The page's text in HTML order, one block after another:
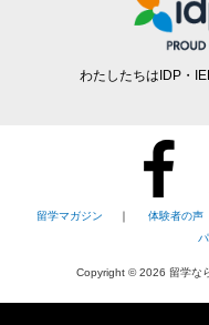
わたしたちはIDP・
留学マガジン ｜ 体験者の声
Copyright ©2026 留学な